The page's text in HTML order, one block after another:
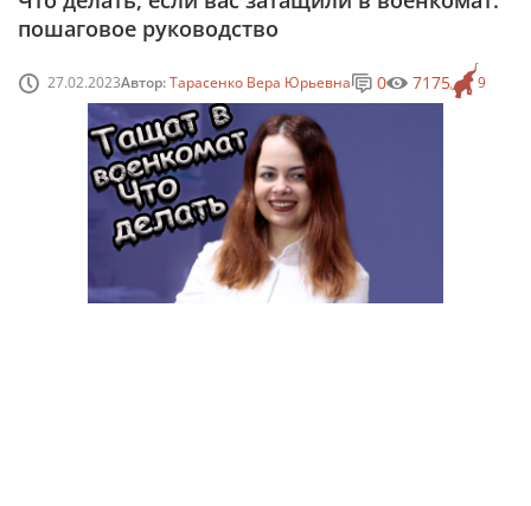
пошаговое руководство
27.02.2023Автор:Тарасенко Вера Юрьевна 9
0 7175